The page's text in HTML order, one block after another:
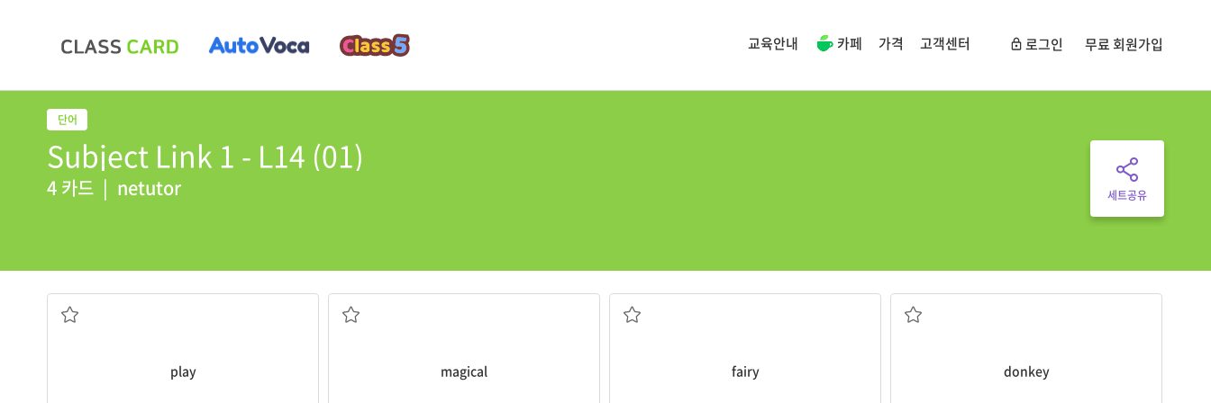
교육안내 카페 가격 고객센터 로그인 무료 회원가입
Subject Link 1 - L14 (01)
4 카드 | netutor 세트공유
play magical fairy donkey